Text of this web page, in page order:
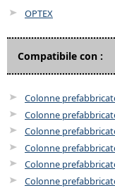
OPTEX
Compatibile con :
Colonne
Colonne
Colonne
Colonne
Colonne
Colonne